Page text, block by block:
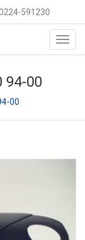
591230
94-00
00